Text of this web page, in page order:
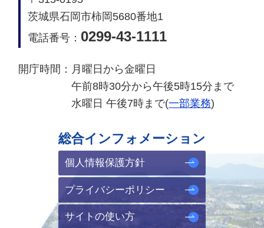
茨城県石岡市柿岡5680番地1
電話番号： 0299-43-1111
開庁時間： 月曜日から金曜日
午前8時30分から午後5時15分まで
水曜日 午後7時まで(一部業務)
総合インフォメーション
個人情報保護方針
プライバシーポリシー
サイトの使い方